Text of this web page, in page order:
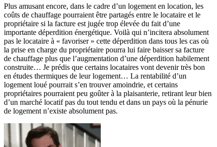
Plus amusant encore, dans le cadre d’un logement en location, les
coûts de chauffage pourraient être partagés entre le locataire et le
propriétaire si la facture est jugée trop élevée du fait d’une
importante déperdition énergétique. Voilà qui n’incitera absolument
pas le locataire à « favoriser » cette déperdition dans tous les cas où
la prise en charge du propriétaire pourra lui faire baisser sa facture
de chauffage plus que l’augmentation d’une déperdition habilement
construite… Je prédis que certains locataires vont devenir très bon
en études thermiques de leur logement… La rentabilité d’un
logement loué pourrait s’en trouver amoindrie, et certains
propriétaires pourraient peu goûter à la plaisanterie, retirant leur bien
d’un marché locatif pas du tout tendu et dans un pays où la pénurie
de logement n’existe absolument pas.